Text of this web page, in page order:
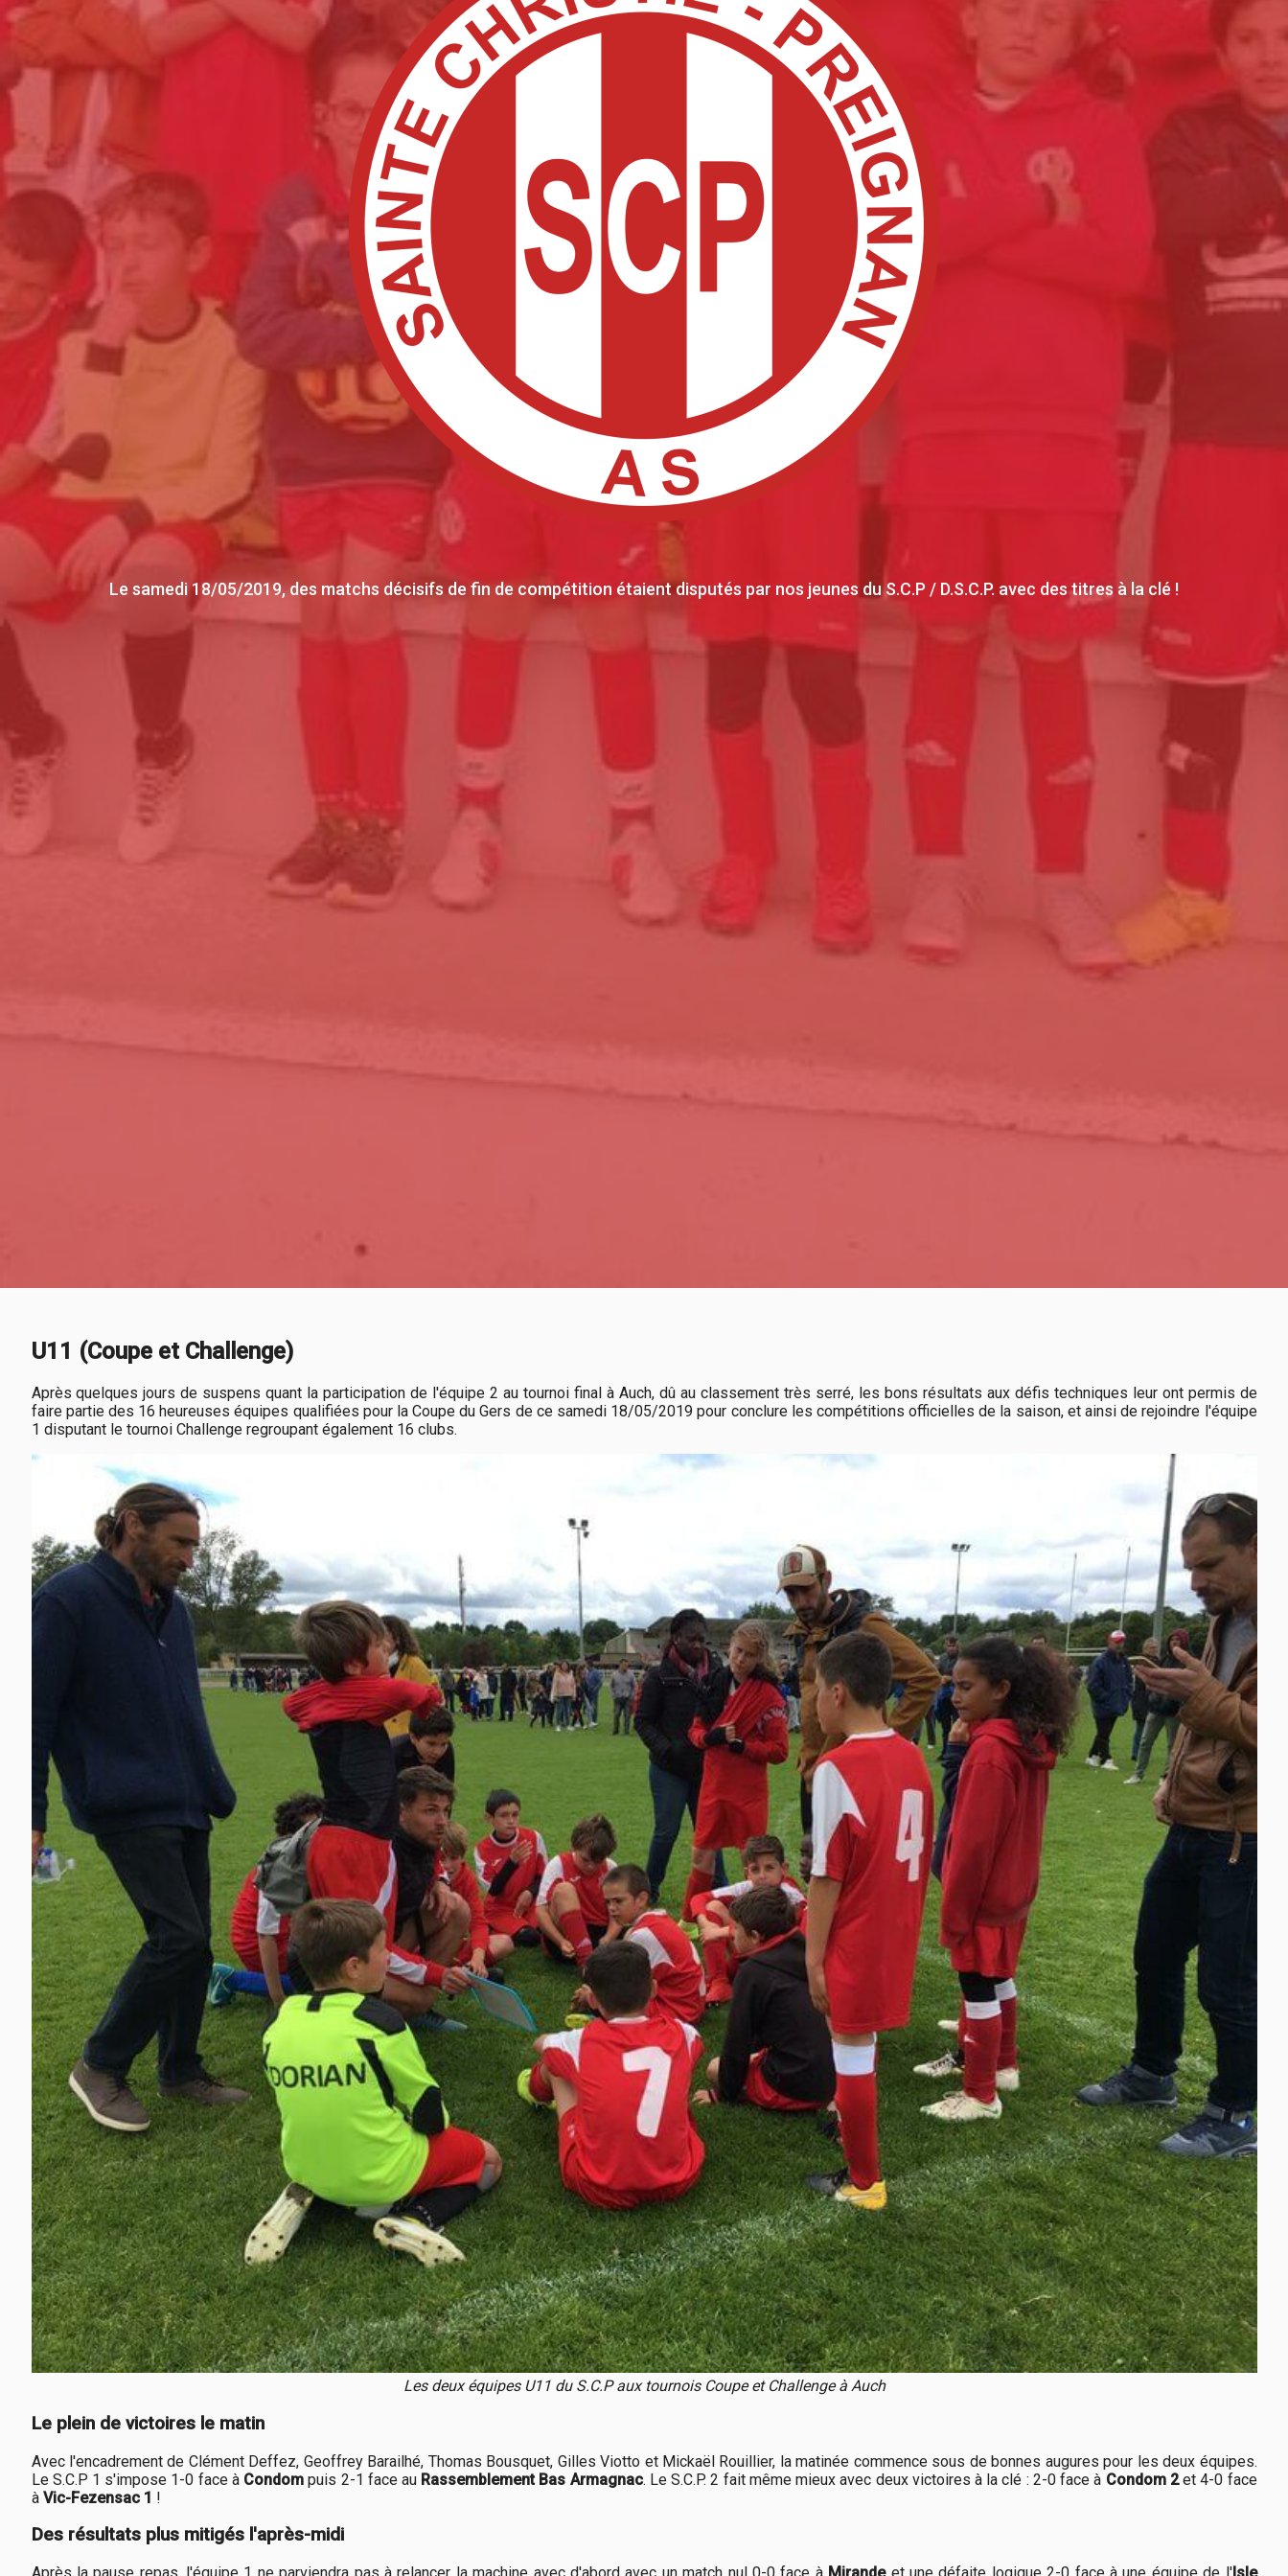
Le samedi 18/05/2019, des matchs décisifs de fin de compétition étaient disputés par nos jeunes du S.C.P / D.S.C.P. avec des titres à la clé !
U11 (Coupe et Challenge)
Après quelques jours de suspens quant la participation de l'équipe 2 au tournoi final à Auch, dû au classement très serré, les bons résultats aux défis techniques leur ont permis de
faire partie des 16 heureuses équipes qualifiées pour la Coupe du Gers de ce samedi 18/05/2019 pour conclure les compétitions officielles de la saison, et ainsi de rejoindre l'équipe
1 disputant le tournoi Challenge regroupant également 16 clubs.
Les deux équipes U11 du S.C.P aux tournois Coupe et Challenge à Auch
Le plein de victoires le matin
Avec l'encadrement de Clément Deffez, Geoffrey Barailhé, Thomas Bousquet, Gilles Viotto et Mickaël Rouillier, la matinée commence sous de bonnes augures pour les deux équipes.
Le S.C.P 1 s'impose 1-0 face à Condom puis 2-1 face au Rassemblement Bas Armagnac. Le S.C.P. 2 fait même mieux avec deux victoires à la clé : 2-0 face à Condom 2et 4-0 face
à Vic-Fezensac 1 !
Des résultats plus mitigés l'après-midi